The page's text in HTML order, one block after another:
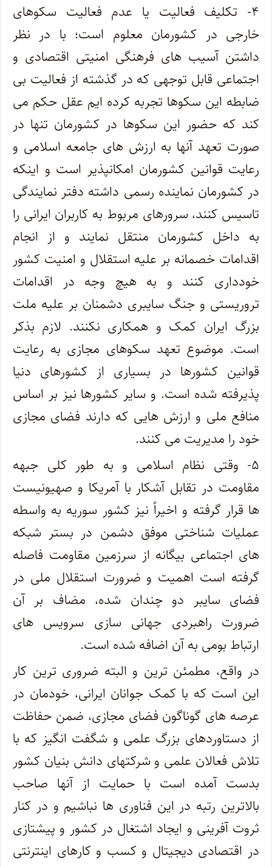
۴- تکلیف فعالیت یا عدم فعالیت سکوهای
خارجی در کشورمان معلوم است؛ با در نظر
داشتن آسیب های فرهنگی امنیتی اقتصادی و
اجتماعی قابل توجهی که در گذشته از فعالیت بی
ضابطه این سکوها تجربه کرده ایم عقل حکم می
کند که حضور این سکوها در کشورمان تنها در
صورت تعهد آنها به ارزش های جامعه اسلامی و
رعایت قوانین کشورمان امکانپذیر است و اینکه
در کشورمان نماینده رسمی داشته دفتر نمایندگی
تاسیس کنند، سرورهای مربوط به کاربران ایرانی را
به داخل کشورمان منتقل نمایند و از انجام
اقدامات خصمانه بر علیه استقلال و امنیت کشور
خودداری کنند و به هیچ وجه در اقدامات
تروریستی و جنگ سایبری دشمنان بر علیه ملت
بزرگ ایران کمک و همکاری نکنند. لازم بذکر
است. موضوع تعهد سکوهای مجازی به رعایت
قوانین کشورها در بسیاری از کشورهای دنیا
پذیرفته شده است. و سایر کشورها نیز بر اساس
منافع ملی و ارزش هایی که دارند فضای مجازی
خود را مدیریت می کنند.
۵- وقتی نظام اسلامی و به طور کلی جبهه
مقاومت در تقابل آشکار با آمریکا و صهیونیست
ها قرار گرفته و اخیراً نیز کشور سوریه به واسطه
عملیات شناختی موفق دشمن در بستر شبکه
های اجتماعی بیگانه از سرزمین مقاومت فاصله
گرفته است اهمیت و ضرورت استقلال ملی در
فضای سایبر دو چندان شده، مضاف بر آن
ضرورت راهبردی جهانی سازی سرویس های
ارتباط بومی به آن اضافه شده است.
در واقع، مطمئن ترین و البته ضروری ترین کار
این است که با کمک جوانان ایرانی، خودمان در
عرصه های گوناگون فضای مجازی، ضمن حفاظت
از دستاوردهای بزرگ علمی و شگفت انگیز که با
تلاش فعالان علمی و شرکتهای دانش بنیان کشور
بدست آمده است با حمایت از آنها صاحب
بالاترین رتبه در این فناوری ها نباشیم و در کنار
ثروت آفرینی و ایجاد اشتغال در کشور و پیشتازی
در اقتصادی دیجیتال و کسب و کارهای اینترنتی